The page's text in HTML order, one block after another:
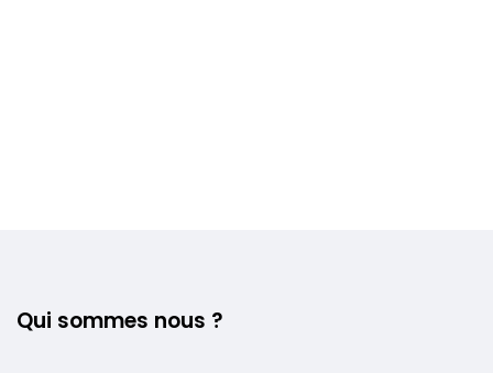
Qui sommes nous ?